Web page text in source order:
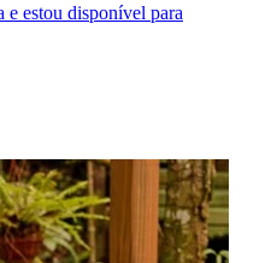
estou disponível para